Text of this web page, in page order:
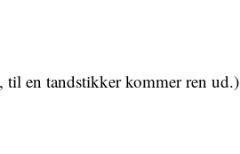
en tandstikker kommer ren ud.)